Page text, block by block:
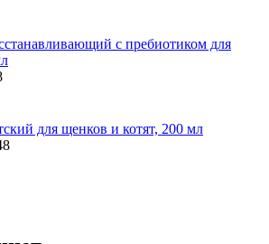
c пребиотиком для
для щенков и котят, 200 мл